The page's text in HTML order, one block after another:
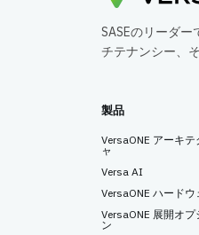
SASEのリーダ
チテナンシー、
製品
VersaONE アーキテ
ャ
Versa AI
VersaONE ハードウ
VersaONE 展開オプ
ン